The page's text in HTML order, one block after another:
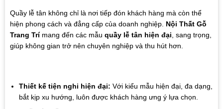
Quầy lễ tân không chỉ là nơi tiếp đón khách hàng mà còn thể
hiện phong cách và đẳng cấp của doanh nghiệp. Nội Thất Gỗ
Trang Trímang đến các mẫu quầy lễ tân hiện đại , sang trọng,
giúp không gian trở nên chuyên nghiệp và thu hút hơn.
Thiết kế tiện nghi hiện đại: Với kiểu mẫu hiện đại, đa dạng,
bắt kịp xu hướng, luôn được khách hàng ưng ý lựa chọn.